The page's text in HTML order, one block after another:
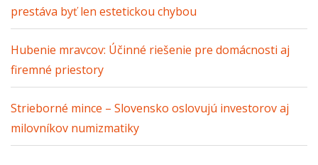
prestáva byť len estetickou chybou
Hubenie mravcov: Účinné riešenie pre domácnosti aj
firemné priestory
Strieborné mince – Slovensko oslovujú investorov aj
milovníkov numizmatiky